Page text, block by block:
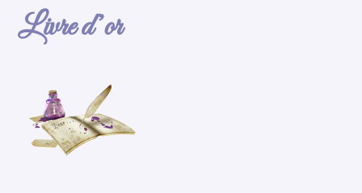
Livre d’or